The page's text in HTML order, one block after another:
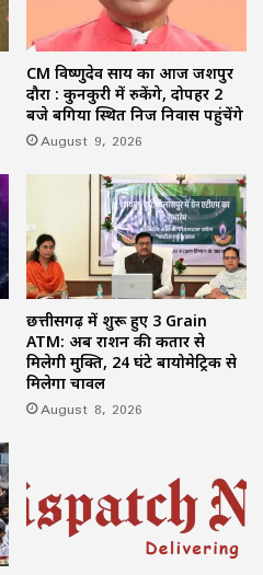
CM विष्णुदेव साय का आज जशपुर
दौरा : कुनकुरी में रुकेंगे, दोपहर 2
बजे बगिया स्थित निज निवास पहुंचेंगे
August 9, 2026
छत्तीसगढ़ में शुरू हुए 3 Grain
ATM: अब राशन की कतार से
मिलेगी मुक्ति, 24 घंटे बायोमेट्रिक से
मिलेगा चावल
August 8, 2026